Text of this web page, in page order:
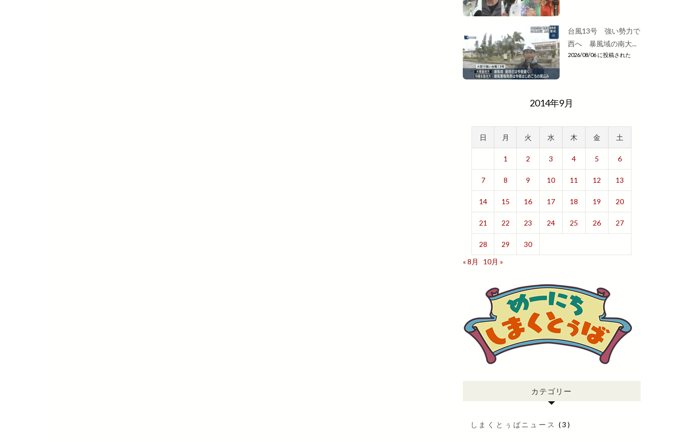
台風13号 強い勢力で
西へ 暴風域の南大...
2026/08/06 に投稿された
2014年9月
日 月 火 水 木 金 土
1 2 3 4 5 6
7 8 9 10 11 12 13
14 15 16 17 18 19 20
21 22 23 24 25 26 27
28 29
30
« 8月
10月 »
カテゴリー
しまくとぅばニュース (3)